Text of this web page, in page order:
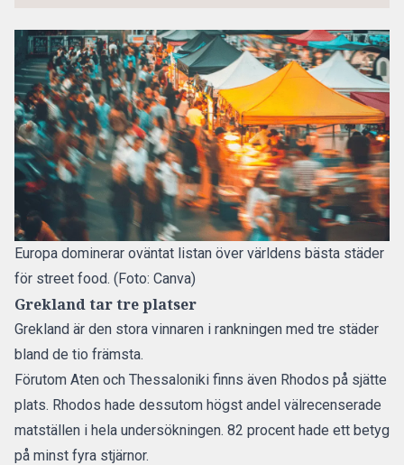
Europa dominerar oväntat listan över världens bästa städer
för street food. (Foto: Canva)
Grekland tar tre platser
Grekland är den stora vinnaren i rankningen med tre städer
bland de tio främsta.
Förutom Aten och Thessaloniki finns även Rhodos på sjätte
plats. Rhodos hade dessutom högst andel välrecenserade
matställen i hela undersökningen. 82 procent hade ett betyg
på minst fyra stjärnor.